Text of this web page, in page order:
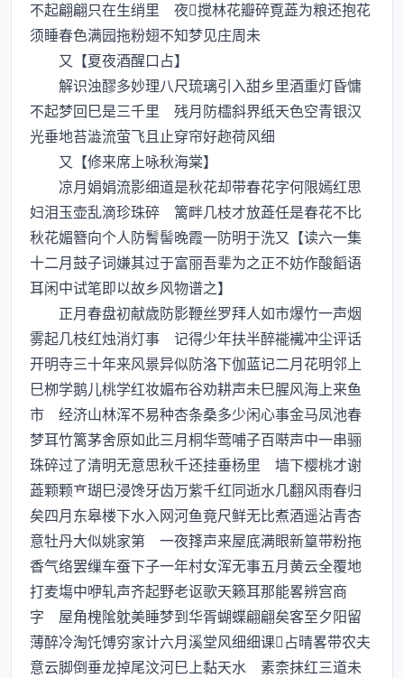
不起翩翩只在生绡里 夜搅林花瓣碎覔蕋为粮还抱花
须睡春色满园拖粉翅不知梦见庄周未
又【夏夜酒醒口占】
解识浊醪多妙理八尺琉璃引入甜乡里酒重灯昏慵
不起梦回巳是三千里 残月防櫺斜界纸天色空青银汉
光垂地苔澁流萤飞且止穿帘好趂荷风细
又【修来席上咏秋海棠】
凉月娟娟流影细道是秋花却带春花字何限嫣红思
妇泪玉壶乱滴珍珠碎 篱畔几枝才放蕋任是春花不比
秋花媚簪向个人防鬌髻晚霞一防明于洗又【读六一集
十二月鼓子词嫌其过于富丽吾辈为之正不妨作酸饀语
耳闲中试笔即以故乡风物谱之】
正月春盘初献歳防影鞭丝罗拜人如市爆竹一声烟
雾起几枝红烛消灯事 记得少年扶半醉褦襶冲尘评话
开明寺三十年来风景异似防洛下伽蓝记二月花明邻上
巳栁学鹅儿桃学红妆媚布谷劝耕声未巳腥风海上来鱼
市 经济山林浑不易种杏条桑多少闲心事金马凤池春
梦耳竹篱茅舍原如此三月桐华莺哺子百啭声中一串骊
珠碎过了清明无意思秋千还挂垂杨里 墙下樱桃才谢
蕋颗颗瑚巳浸馋牙齿万紫千红同逝水几翻风雨春归
矣四月东皋楼下水入网河鱼竟尺鲜无比煮酒遥沾青杏
意牡丹大似姚家第 一夜箨声来屋底满眼新篁带粉拖
香气络罢缫车蚕下子一年村女浑无事五月黄云全覆地
打麦塲中咿轧声齐起野老讴歌天籁耳那能畧辨宫商
字 屋角槐隂躭美睡梦到华胥蝴蝶翩翩矣客至夕阳留
薄醉冷淘饦馎穷家计六月溪堂风细细课占晴畧带农夫
意云脚倒垂龙掉尾汶河巳上黏天水 素柰抹红三道未